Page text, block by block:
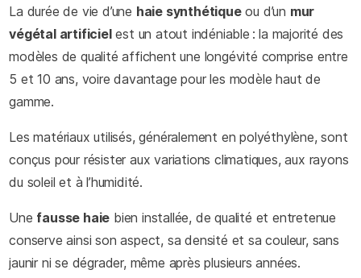
La durée de vie d’une haie synthétiqueou d’un mur
végétal artificielest un atout indéniable : la majorité des
modèles de qualité affichent une longévité comprise entre
5 et 10 ans, voire davantage pour les modèle haut de
gamme.
Les matériaux utilisés, généralement en polyéthylène, sont
conçus pour résister aux variations climatiques, aux rayons
du soleil et à l’humidité.
Une fausse haie bien installée, de qualité et entretenue
conserve ainsi son aspect, sa densité et sa couleur, sans
jaunir ni se dégrader, même après plusieurs années.